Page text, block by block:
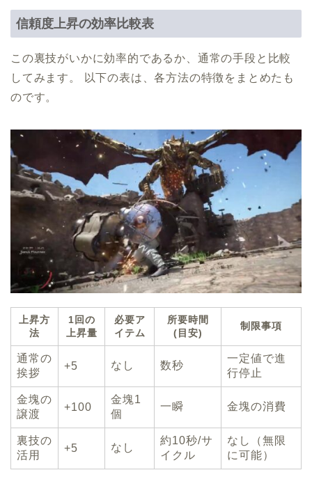
信頼度上昇の効率比較表
この裏技がいかに効率的であるか、通常の手段と比較
してみます。 以下の表は、各方法の特徴をまとめたも
のです。
上昇方
法
1回の
上昇量
必要ア
イテム
所要時間
(目安)
制限事項
通常の
挨拶
+5 なし 数秒
一定値で進
行停止
金塊の
譲渡
+100
金塊1
個
一瞬 金塊の消費
裏技の
活用
+5 なし
約10秒/サ
イクル
なし（無限
に可能）